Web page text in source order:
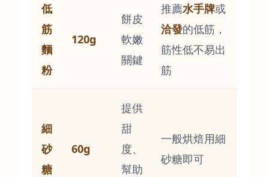
低
筋
麵
粉
120g
餅皮
軟嫩
關鍵
推薦水手牌或
洽發的低筋，
筋性低不易出
筋
細
砂
糖
60g
提供
甜
度、
幫助
一般烘焙用細
砂糖即可